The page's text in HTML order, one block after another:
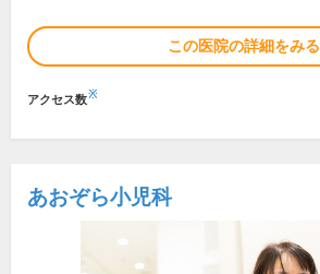
この医院の詳細をみる
アクセス数※
あおぞら小児科